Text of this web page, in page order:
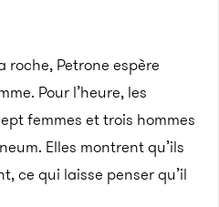
roche, Petrone espère
Pour l’heure, les
femmes et trois hommes
Elles montrent qu’ils
ce qui laisse penser qu’il